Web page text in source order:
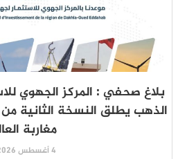
بلاغ صحفي : المركز الجهوي
الذهب يطلق النسخة الثانية من
مغاربة
4 أغسطس 2026